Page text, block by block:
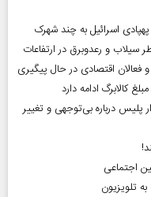
اسرائیل به چند شهرک
فعالان اقتصادی در حال پیگیری
کالابرگ ادامه دارد
پلیس درباره بی‌توجهی و تغییر
اجتماعی
تلویزیون